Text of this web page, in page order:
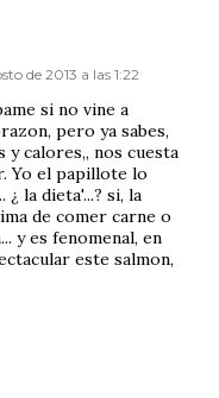
de 2013 a las 1:22
si no vine a
pero ya sabes,
calores,, nos cuesta
Yo el papillote lo
¿ la dieta'...? si, la
de comer carne o
y es fenomenal, en
este salmon,